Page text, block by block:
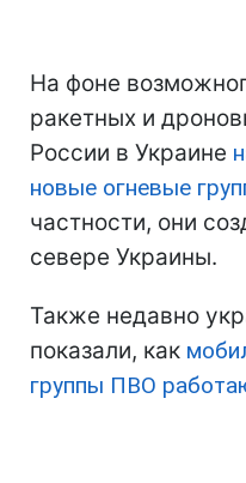
На фоне
ракетных и
России в Украине
новые огневые
частности, они
севере Украины.
Также недавно
показали, как
группы ПВО